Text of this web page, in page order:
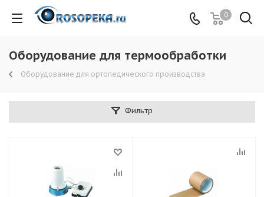
0
Оборудование для термообработки
Оборудование для ортопедического производства
Фильтр